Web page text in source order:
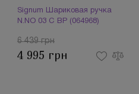
Signum Шариковая ручка
N.NO 03 C BP (064968)
6 439 грн
4 995 грн